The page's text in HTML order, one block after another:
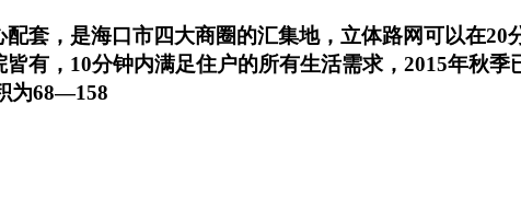
套，是海口市四大商圈的汇集地，立体路网可以在20
有，10分钟内满足住户的所有生活需求，2015年秋
为68—158